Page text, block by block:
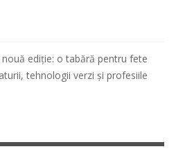
nouă ediție: o tabără pentru fete
tehnologii verzi și profesiile